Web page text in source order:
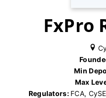
FxPro
Min
Max
Regulators: FCA,